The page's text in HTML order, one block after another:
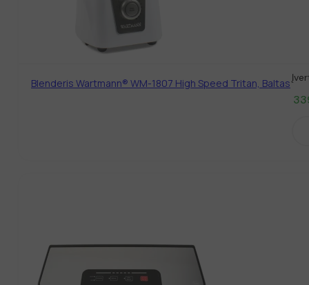
Blenderis Wartmann® WM-1807 High Speed Tritan, Baltas